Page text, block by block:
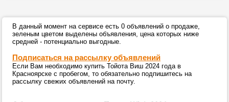
В данный момент на сервисе есть 0 объявлений о продаже,
зеленым цветом выделены объявления, цена которых ниже
средней - потенциально выгодные.
Подписаться на рассылку объявлений
Если Вам необходимо купить Тойота Виш 2024 года в
Красноярске с пробегом, то обязательно подпишитесь на
рассылку свежих объявлений на почту.